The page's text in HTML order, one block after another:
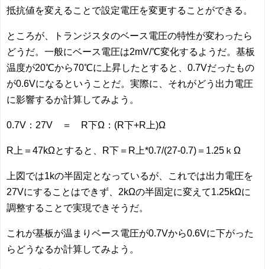
抵抗値を変えることで設定電圧を変更することができる。
ところが、トランジスタのベース電圧の特性が変わったら
どうだ。一般にベース電圧は2mV/℃変化するようだ。基板
温度が20℃から70℃に上昇したとすると、0.7Vだったもの
が0.6Vになるということだ。実際に、それがどう出力電圧
に影響するか計算してみよう。
0.7V：27V ＝ R下Ω：(R下+R上)Ω
R上＝47kΩとすると、R下＝R上*0.7/(27-0.7)＝1.25ｋΩ
上図では1kの半固定となっているが、これでは出力電圧を
27Vにすることはできず、2kΩの半固定に変えて1.25kΩに
調整することで実現できそうだ。
これが基板が温まりベース電圧が0.7Vから0.6Vに下がった
らどうなるか計算してみよう。